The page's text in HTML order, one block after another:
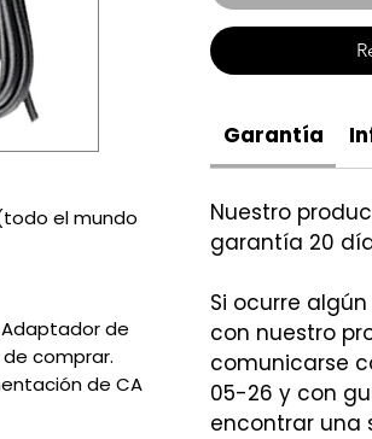
(todo el mundo
de
comprar.
de CA
Garantía
Nuestro
garantía 20
Si ocurre
con nuestro
comunicarse
05-26 y con
encontrar una